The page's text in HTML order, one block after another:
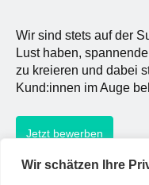
Wir schätzen Ihre
Wir sind stets auf der
Lust haben,
zu kreieren und dabei
Kund:innen im Auge
Jetzt bewerben